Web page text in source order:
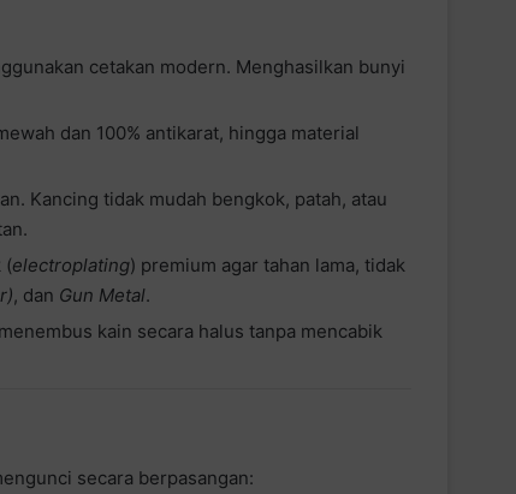
cetakan modern. Menghasilkan bunyi
dan 100% antikarat, hingga material
Kancing tidak mudah bengkok, patah, atau
(electroplating) premium agar tahan lama, tidak
, dan Gun Metal.
kain secara halus tanpa mencabik
secara berpasangan: